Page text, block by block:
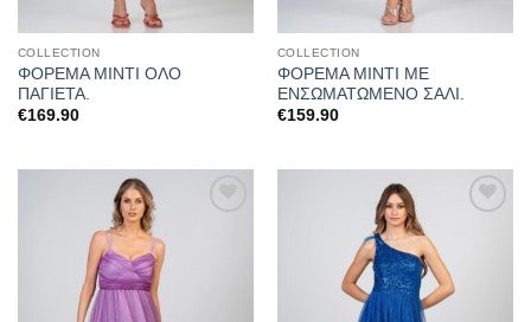
COLLECTION
ΦΟΡΕΜΑ ΜΙΝΤΙ ΟΛΟ
ΠΑΓΙΕΤΑ.
€169.90
COLLECTION
ΦΟΡΕΜΑ ΜΙΝΤΙ ΜΕ
ΕΝΣΩΜΑΤΩΜΕΝΟ ΣΑΛΙ.
€159.90
αγαπημένα